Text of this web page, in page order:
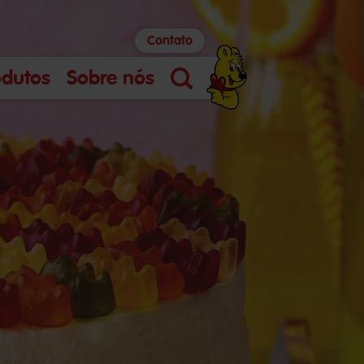
Sobre nós
Pesquisa
Contato